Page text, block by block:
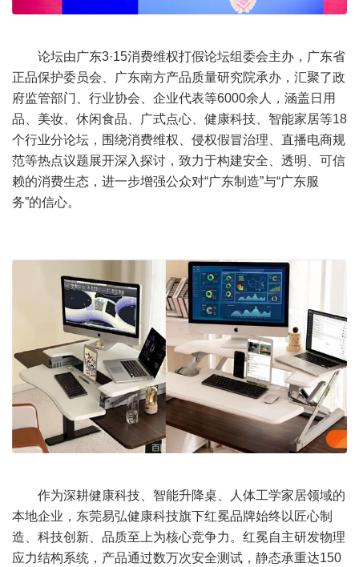
论坛由广东3·15消费维权打假论坛组委会主办，广东省
正品保护委员会、广东南方产品质量研究院承办，汇聚了政
府监管部门、行业协会、企业代表等6000余人，涵盖日用
品、美妆、休闲食品、广式点心、健康科技、智能家居等18
个行业分论坛，围绕消费维权、侵权假冒治理、直播电商规
范等热点议题展开深入探讨，致力于构建安全、透明、可信
赖的消费生态，进一步增强公众对“广东制造”与“广东服
务”的信心。
作为深耕健康科技、智能升降桌、人体工学家居领域的
本地企业，东莞易弘健康科技旗下红冕品牌始终以匠心制
造、科技创新、品质至上为核心竞争力。红冕自主研发物理
应力结构系统，产品通过数万次安全测试，静态承重达150